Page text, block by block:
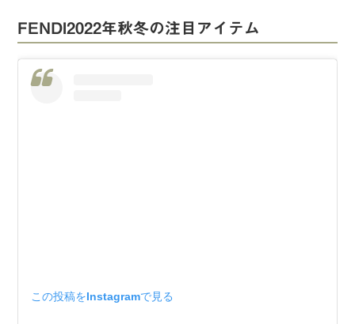
FENDI2022年秋冬の注目アイテム
この投稿をInstagramで見る